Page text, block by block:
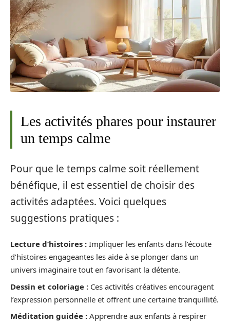
Les activités phares pour instaurer
un temps calme
Pour que le temps calme soit réellement
bénéfique, il est essentiel de choisir des
activités adaptées. Voici quelques
suggestions pratiques :
Lecture d’histoires : Impliquer les enfants dans l’écoute
d’histoires engageantes les aide à se plonger dans un
univers imaginaire tout en favorisant la détente.
Dessin et coloriage : Ces activités créatives encouragent
l’expression personnelle et offrent une certaine tranquillité.
Méditation guidée : Apprendre aux enfants à respirer